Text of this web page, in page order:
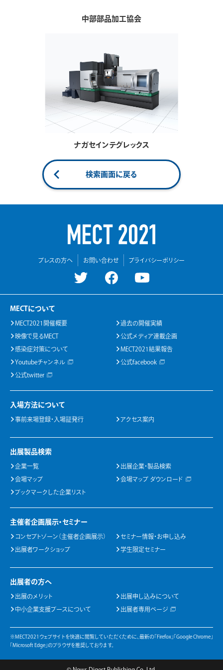
中部部品加工協会
ナガセインテグレックス
検索画面に戻る
プレスの方へ お問い合わせ プライバシーポリシー
MECTについて
MECT2021開催概要 過去の開催実績
映像で見るMECT 公式メディア連載企画
感染症対策について MECT2021結果報告
Youtubeチャンネル 公式facebook
公式twitter
入場方法について
事前来場登録・入場証発行 アクセス案内
出展製品検索
企業一覧 出展企業・製品検索
会場マップ 会場マップ ダウンロード
ブックマークした企業リスト
主催者企画展示・セミナー
コンセプトゾーン（主催者企画展示） セミナー情報・お申し込み
出展者ワークショップ 学生限定セミナー
出展者の方へ
出展のメリット 出展申し込みについて
中小企業支援ブースについて 出展者専用ページ
※MECT2021ウェブサイトを快適に閲覧していただくために、最新の「Firefox」「Google Chrome」
「Microsoft Edge」のブラウザを推奨しております。